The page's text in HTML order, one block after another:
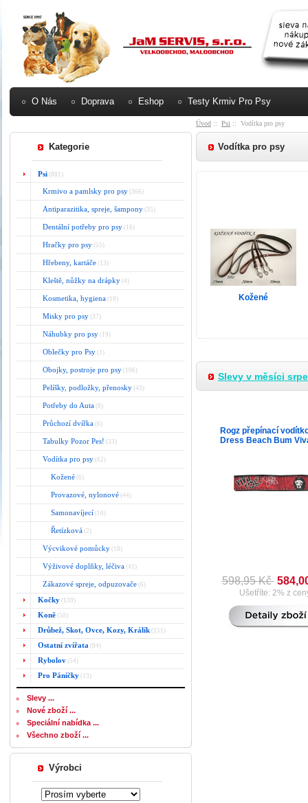
O Nás Doprava Eshop Testy Krmiv Pro Psy
Kategorie
Psi (881)
Krmivo a pamlsky pro psy (366)
Antiparazitika, spreje, šampony (35)
Dentální potřeby pro psy (16)
Hračky pro psy (55)
Hřebeny, kartáče (13)
Kleště, nůžky na drápky (4)
Kosmetika, hygiena (10)
Misky pro psy (37)
Náhubky pro psy (19)
Oblečky pro Psy (1)
Obojky, postroje pro psy (106)
Pelíšky, podložky, přenosky (43)
Potřeby do Auta (8)
Průchozí dvířka (6)
Tabulky Pozor Pes! (33)
Vodítka pro psy (62)
Kožené (6)
Provazové, nylonové (44)
Samonavíjecí (10)
Řetízková (2)
Výcvikové pomůcky (18)
Výživové doplňky, léčiva (41)
Zákazové spreje, odpuzovače (6)
Kočky (139)
Koně (50)
Drůbež, Skot, Ovce, Kozy, Králík (151)
Ostatní zvířata (94)
Rybolov (54)
Pro Páníčky (13)
Slevy ...
Nové zboží ...
Speciální nabídka ...
Všechno zboží ...
Výrobci
Úvod :: Psi :: Vodítka pro psy
Vodítka pro psy
Kožené
Slevy v měsíci
Rogz přepínací
Dress Beach Bum
598,95 Kč
Ušetříte: 2% z